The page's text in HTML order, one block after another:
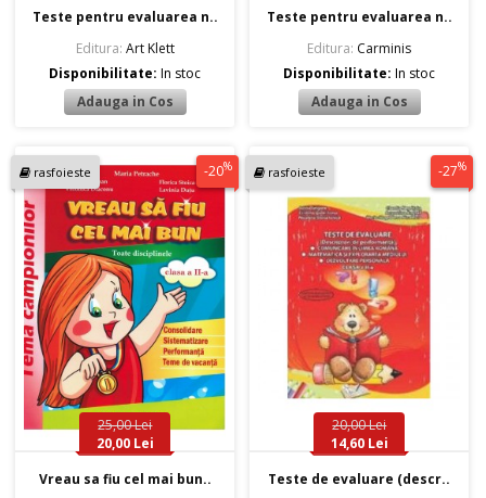
Teste pentru evaluarea n..
Editura: Art Klett
Disponibilitate:In stoc
Teste pentru evaluarea n..
Editura: Carminis
Disponibilitate:In stoc
rasfoieste -20%
25,00 Lei
20,00 Lei
Vreau sa fiu cel mai bun..
rasfoieste -27%
20,00 Lei
14,60 Lei
Teste de evaluare (descr..